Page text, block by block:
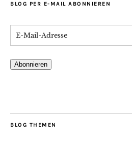
BLOG PER E-MAIL ABONNIEREN
Abonnieren
BLOG THEMEN